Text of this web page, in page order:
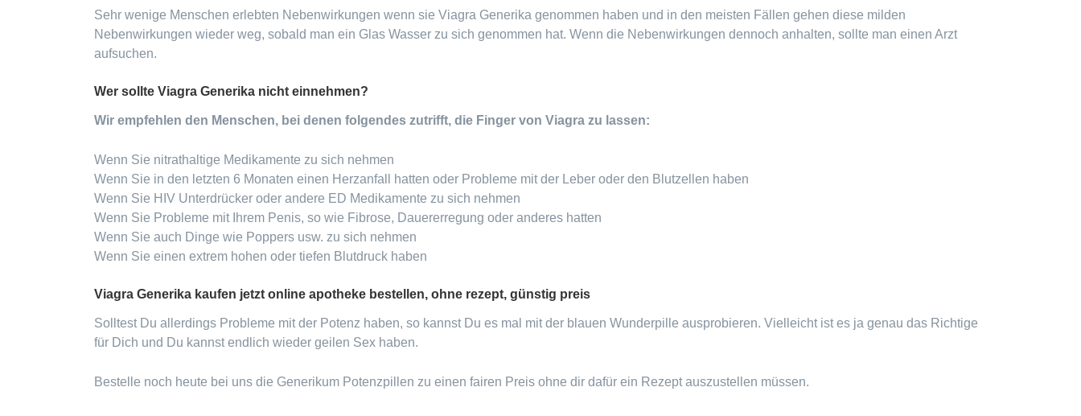
Sehr wenige Menschen erlebten Nebenwirkungen wenn sie Viagra Generika genommen haben und in den meisten Fällen gehen diese milden
Nebenwirkungen wieder weg, sobald man ein Glas Wasser zu sich genommen hat. Wenn die Nebenwirkungen dennoch anhalten, sollte man einen Arzt
aufsuchen.
Wer sollte Viagra Generika nicht einnehmen?
Wir empfehlen den Menschen, bei denen folgendes zutrifft, die Finger von Viagra zu lassen:
Wenn Sie nitrathaltige Medikamente zu sich nehmen
Wenn Sie in den letzten 6 Monaten einen Herzanfall hatten oder Probleme mit der Leber oder den Blutzellen haben
Wenn Sie HIV Unterdrücker oder andere ED Medikamente zu sich nehmen
Wenn Sie Probleme mit Ihrem Penis, so wie Fibrose, Dauererregung oder anderes hatten
Wenn Sie auch Dinge wie Poppers usw. zu sich nehmen
Wenn Sie einen extrem hohen oder tiefen Blutdruck haben
Viagra Generika kaufen jetzt online apotheke bestellen, ohne rezept, günstig preis
Solltest Du allerdings Probleme mit der Potenz haben, so kannst Du es mal mit der blauen Wunderpille ausprobieren. Vielleicht ist es ja genau das Richtige
für Dich und Du kannst endlich wieder geilen Sex haben.
Bestelle noch heute bei uns die Generikum Potenzpillen zu einen fairen Preis ohne dir dafür ein Rezept auszustellen müssen.